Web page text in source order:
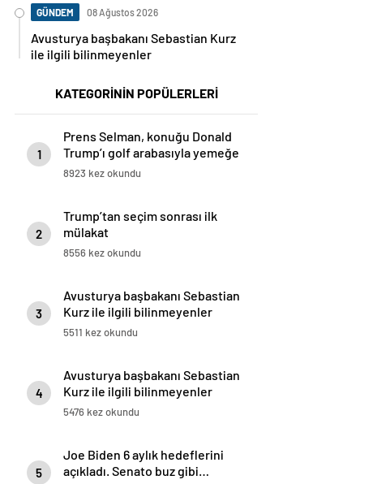
GÜNDEM 08 Ağustos 2026
Avusturya başbakanı Sebastian Kurz
ile ilgili bilinmeyenler
KATEGORİNİN POPÜLERLERİ
1
Prens Selman, konuğu Donald
Trump’ı golf arabasıyla yemeğe
götürdü
8923 kez okundu
2
Trump’tan seçim sonrası ilk
mülakat
8556 kez okundu
3
Avusturya başbakanı Sebastian
Kurz ile ilgili bilinmeyenler
5511 kez okundu
4
Avusturya başbakanı Sebastian
Kurz ile ilgili bilinmeyenler
5476 kez okundu
5
Joe Biden 6 aylık hedeflerini
açıkladı. Senato buz gibi…